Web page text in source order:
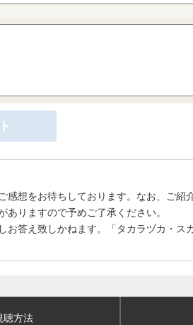
感想をお待ちしております。なお、ご紹
りますので予めご了承ください。
お答え致しかねます。「タカラヅカ・ス
聴方法